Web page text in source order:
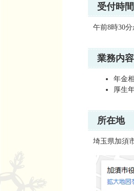
受付時間
午前8時30
業務内容
年金
厚生
所在地
埼玉県加須